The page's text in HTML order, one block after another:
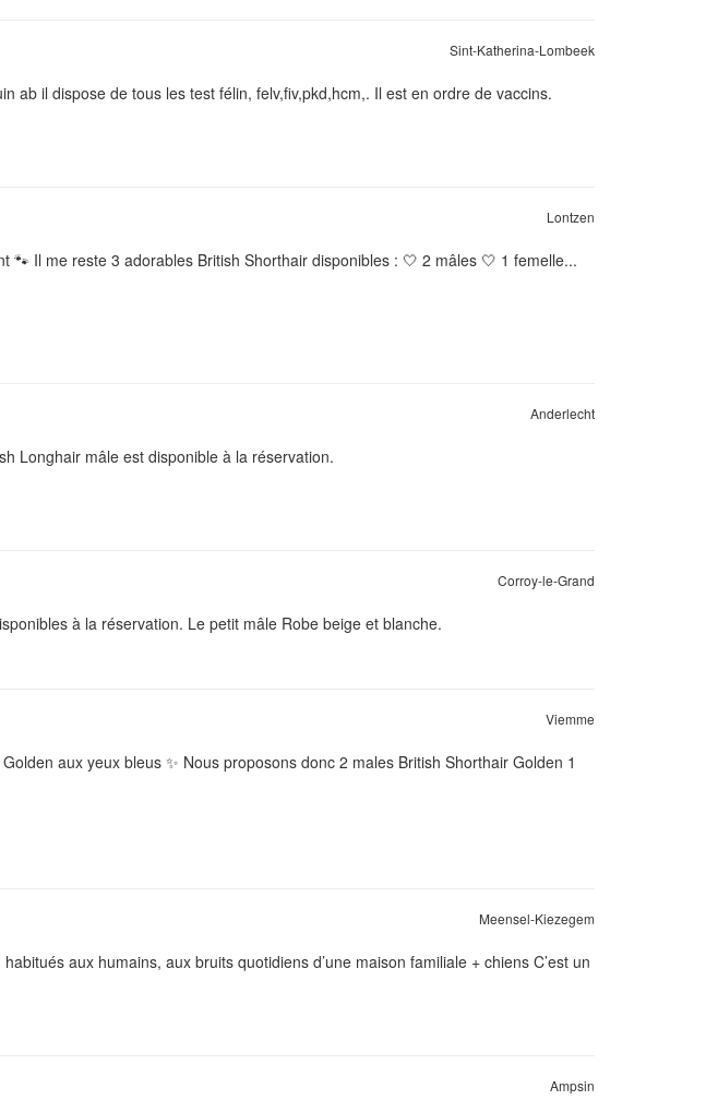
Sint-Katherina-Lombeek
ab il dispose de tous les test félin, felv,fiv,pkd,hcm,. Il est en ordre de vaccins.
Lontzen
Il me reste 3 adorables British Shorthair disponibles : 🤍 2 mâles 🤍 1 femelle...
Anderlecht
Longhair mâle est disponible à la réservation.
Corroy-le-Grand
à la réservation. Le petit mâle Robe beige et blanche.
Viemme
aux yeux bleus ✨ Nous proposons donc 2 males British Shorthair Golden 1
Meensel-Kiezegem
aux humains, aux bruits quotidiens d’une maison familiale + chiens C’est un
Ampsin